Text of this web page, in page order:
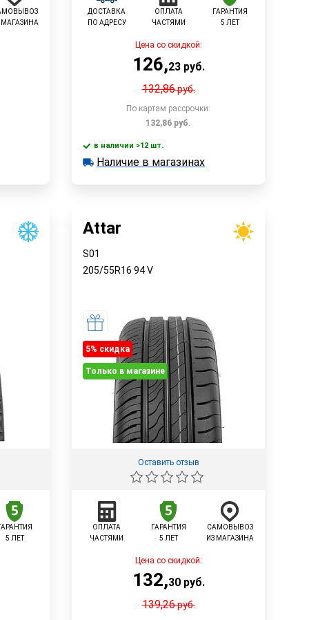
МАГАЗИНА
ДОСТАВКА
ПО АДРЕСУ
ОПЛАТА
ЧАСТЯМИ
ГАРАНТИЯ
5 ЛЕТ
Цена со скидкой:
126,23руб.
132,86руб.
По картам рассрочки:
132,86 руб.
В корзину
в наличии >12 шт.
в наличии >12 шт.
Наличие в магазинах
5 ЛЕТ
Attar
S01
205/55R16 94V
5% cкидка
Только в магазине
Оставить отзыв
ОПЛАТА
ЧАСТЯМИ
ГАРАНТИЯ
5 ЛЕТ
САМОВЫВОЗ
ИЗ МАГАЗИНА
Цена со скидкой:
132,30руб.
139,26руб.